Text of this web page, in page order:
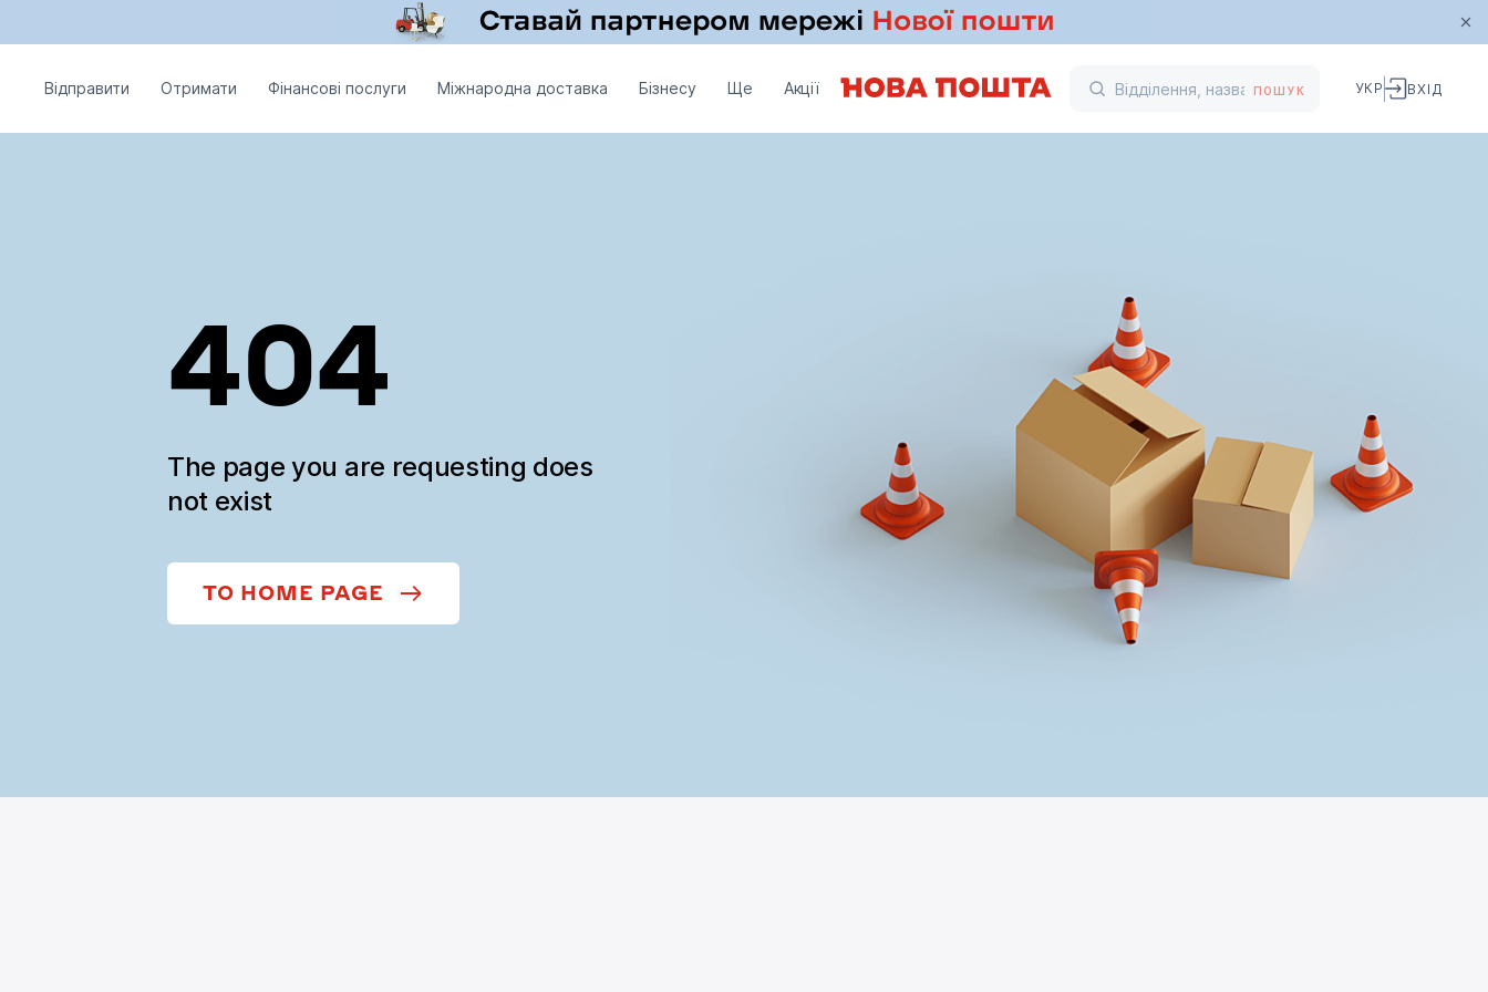
Відправити Отримати Фінансові послуги Міжнародна доставка Бізнесу Ще Акції ПОШУК УКР ВХІД
404
The page you are requesting does
not exist
TO HOME PAGE